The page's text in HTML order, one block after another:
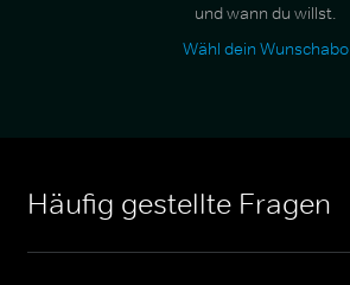
und wann du willst.
Wähl dein Wunschabo
Häufig gestellte Fragen